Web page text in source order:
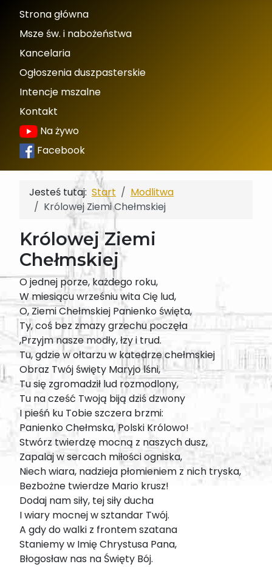
Strona główna
Msze św. i nabożeństwa
Kancelaria
Ogłoszenia duszpasterskie
Intencje mszalne
Kontakt
Na żywo
Facebook
Jesteś tutaj: Start
Modlitwa
Królowej Ziemi Chełmskiej
Królowej Ziemi
Chełmskiej
O jednej porze, każdego roku,
W miesiącu wrześniu wita Cię lud,
O, Ziemi Chełmskiej Panienko święta,
Ty, coś bez zmazy grzechu poczęła
,Przyjm nasze modły, łzy i trud.
Tu, gdzie w ołtarzu w katedrze chełmskiej
Obraz Twój święty Maryjo lśni,
Tu się zgromadził lud rozmodlony,
Tu na cześć Twoją biją dziś dzwony
I pieśń ku Tobie szczera brzmi:
Panienko Chełmska, Polski Królowo!
Stwórz twierdzę mocną z naszych dusz,
Zapalaj w sercach miłości ogniska,
Niech wiara, nadzieja płomieniem z nich tryska,
Bezbożne twierdze Mario krusz!
Dodaj nam siły, tej siły ducha
I wiary mocnej w sztandar Twój.
A gdy do walki z frontem szatana
Staniemy w Imię Chrystusa Pana,
Błogosław nas na Święty Bój.